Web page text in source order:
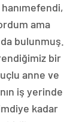
ama
bulunmuş.
bir
anne ve
iş yerinde
kadar